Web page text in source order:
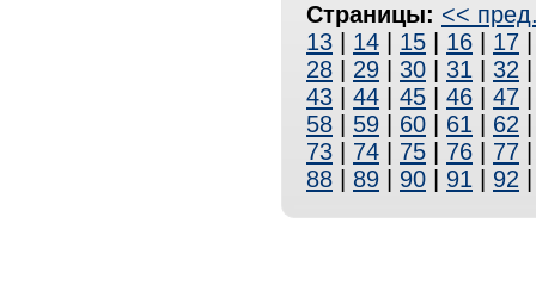
Страницы: <<
13
14 15 16 17
28
29 30 31 32
43
44 45 46 47
58
59 60 61 62
73
74 75 76 77
88
89 90 91 92